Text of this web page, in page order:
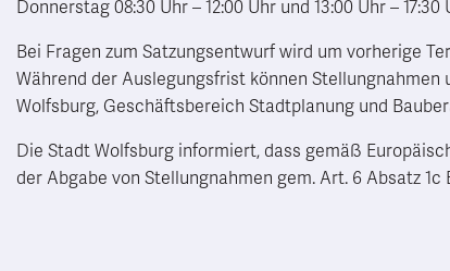
Donnerstag 08:30 Uhr – 12:00 Uhr und 13:00 Uhr – 17:30
Bei Fragen zum Satzungsentwurf wird um vorherige
Während der Auslegungsfrist können
Wolfsburg, Geschäftsbereich Stadtplanung und
Die Stadt Wolfsburg informiert, dass gemäß
der Abgabe von Stellungnahmen gem. Art. 6 Absatz